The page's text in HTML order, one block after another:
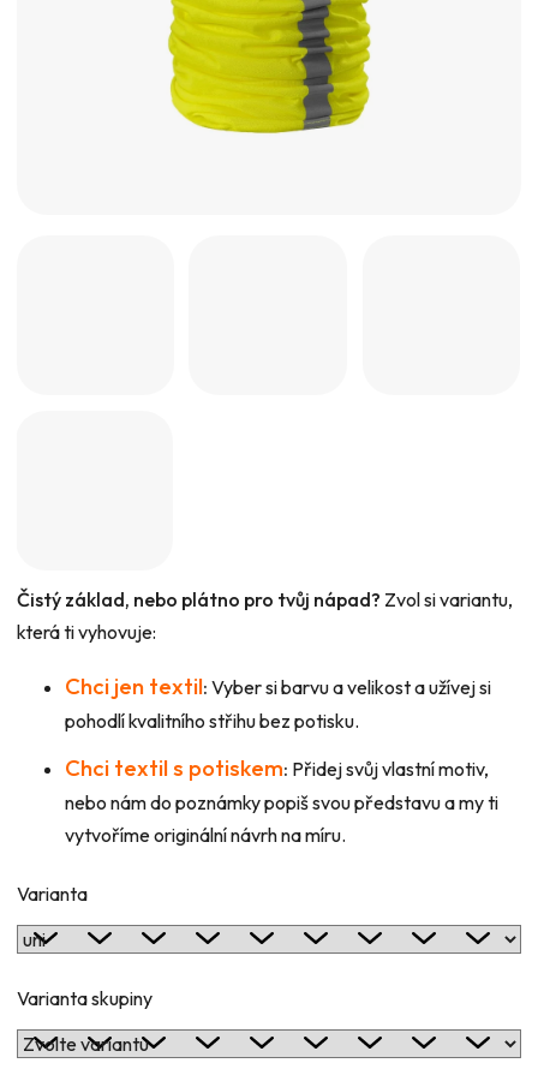
Čistý základ, nebo plátno pro tvůj nápad? Zvol si variantu,
která ti vyhovuje:
Chci jen textil: Vyber si barvu a velikost a užívej si
pohodlí kvalitního střihu bez potisku.
Chci textil s potiskem: Přidej svůj vlastní motiv,
nebo nám do poznámky popiš svou představu a my ti
vytvoříme originální návrh na míru.
Varianta
Varianta skupiny